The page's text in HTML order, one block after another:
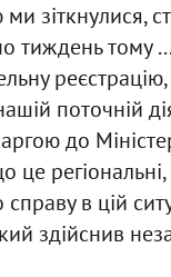
зіткнулися,
тиждень тому
поточній
до
регіональні,
в цій
здійснив